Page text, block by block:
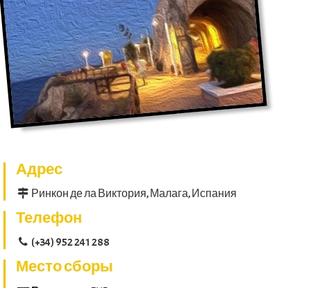
Адрес
Ринкон де ла Виктория, Малага, Испания
Телефон
(+34) 952 241 288
Место сборы